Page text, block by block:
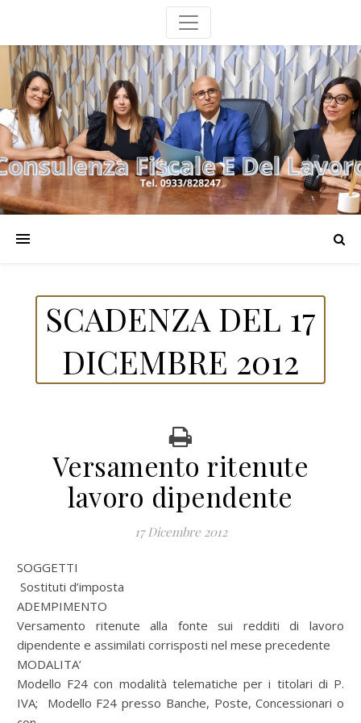
SCADENZA DEL 17
DICEMBRE 2012
Versamento ritenute
lavoro dipendente
17 Dicembre 2012
SOGGETTI
Sostituti d’imposta
ADEMPIMENTO
Versamento ritenute alla fonte sui redditi di lavoro
dipendente e assimilati corrisposti nel mese precedente
MODALITA’
Modello F24 con modalità telematiche per i titolari di P.
IVA; Modello F24 presso Banche, Poste, Concessionari o